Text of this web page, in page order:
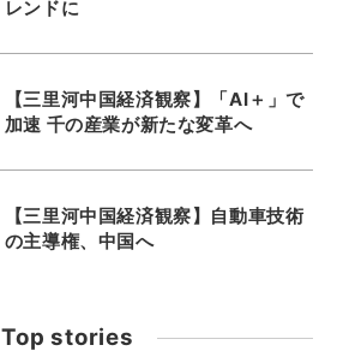
レンドに
【三里河中国経済観察】「AI＋」で
加速 千の産業が新たな変革へ
【三里河中国経済観察】自動車技術
の主導権、中国へ
Top stories